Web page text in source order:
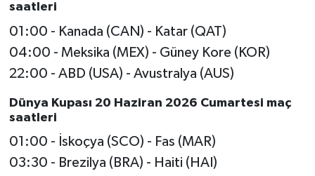
saatleri
01:00 - Kanada (CAN) - Katar (QAT)
04:00 - Meksika (MEX) - Güney Kore (KOR)
22:00 - ABD (USA) - Avustralya (AUS)
Dünya Kupası 20 Haziran 2026 Cumartesi maç
saatleri
01:00 - İskoçya (SCO) - Fas (MAR)
03:30 - Brezilya (BRA) - Haiti (HAI)